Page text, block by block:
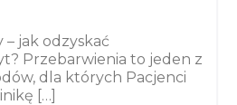
jak odzyskać
Przebarwienia to jeden z
dla których Pacjenci
[…]